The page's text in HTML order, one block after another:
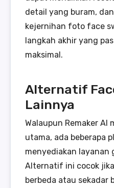
detail yang buram,
kejernihan foto face
langkah akhir yang
maksimal.
Alternatif
Lainnya
Walaupun Remaker AI
utama, ada beberapa
menyediakan layanan
Alternatif ini cocok
berbeda atau sekadar